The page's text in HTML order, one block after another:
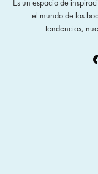
Es un espacio de
el mundo de las
tendencias,